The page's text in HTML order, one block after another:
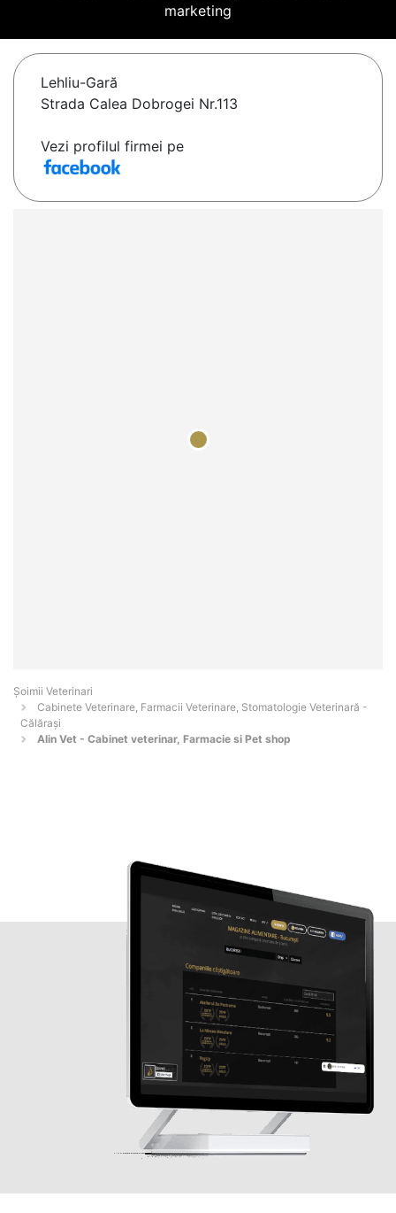
marketing
Lehliu-Gară
Strada Calea Dobrogei Nr.113
Vezi profilul firmei pe
Șoimii Veterinari
Cabinete Veterinare, Farmacii Veterinare, Stomatologie Veterinară -
Călăraşi
Alin Vet - Cabinet veterinar, Farmacie si Pet shop